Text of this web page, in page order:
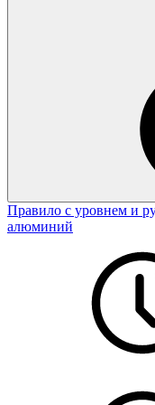
Правило с уровнем и
алюминий